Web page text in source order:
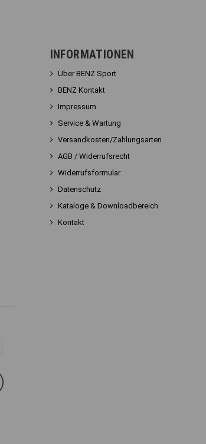
INFORMATIONEN
Über BENZ Sport
BENZ Kontakt
Impressum
Service & Wartung
Versandkosten/Zahlungsarten
AGB / Widerrufsrecht
Widerrufsformular
Datenschutz
Kataloge & Downloadbereich
Kontakt